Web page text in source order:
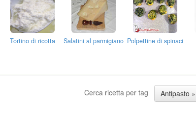
Tortino di ricotta Salatini al parmigiano Polpettine di spinaci
Cerca ricetta per tag Antipasto »